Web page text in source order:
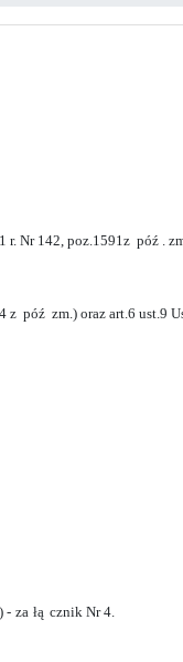
r. Nr 142, poz.1591z póź
z póź zm.) oraz art.6 ust.9
- za łą cznik Nr 4.